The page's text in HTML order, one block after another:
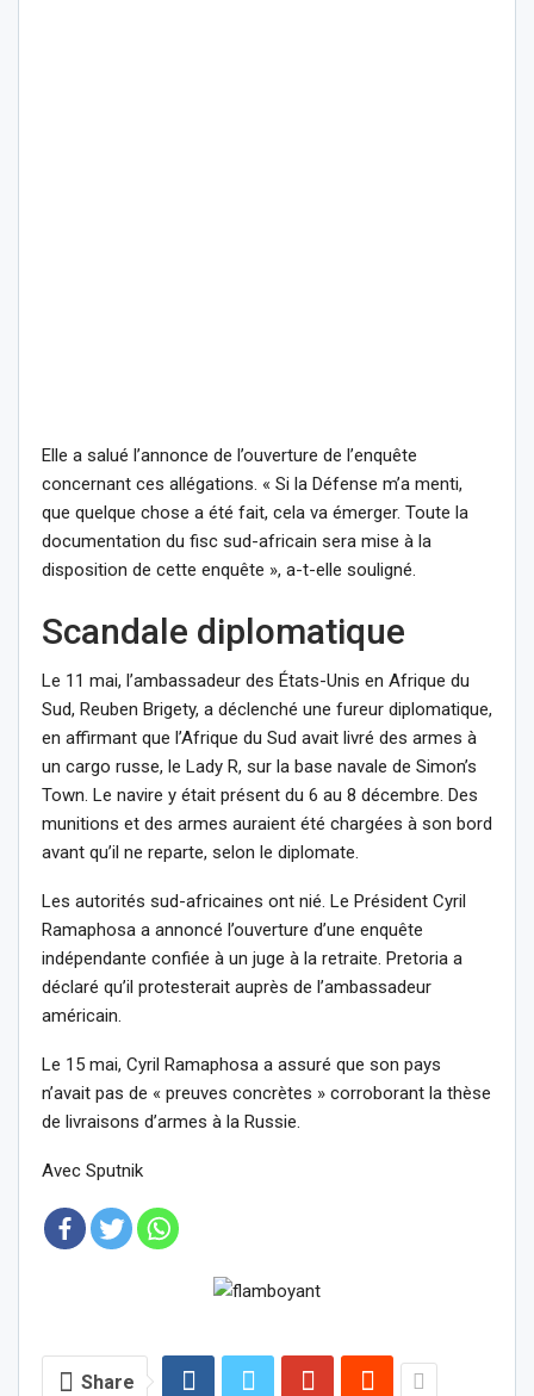
Elle a salué l’annonce de l’ouverture de l’enquête
concernant ces allégations. « Si la Défense m’a menti,
que quelque chose a été fait, cela va émerger. Toute la
documentation du fisc sud-africain sera mise à la
disposition de cette enquête », a-t-elle souligné.
Scandale diplomatique
Le 11 mai, l’ambassadeur des États-Unis en Afrique du
Sud, Reuben Brigety, a déclenché une fureur diplomatique,
en affirmant que l’Afrique du Sud avait livré des armes à
un cargo russe, le Lady R, sur la base navale de Simon’s
Town. Le navire y était présent du 6 au 8 décembre. Des
munitions et des armes auraient été chargées à son bord
avant qu’il ne reparte, selon le diplomate.
Les autorités sud-africaines ont nié. Le Président Cyril
Ramaphosa a annoncé l’ouverture d’une enquête
indépendante confiée à un juge à la retraite. Pretoria a
déclaré qu’il protesterait auprès de l’ambassadeur
américain.
Le 15 mai, Cyril Ramaphosa a assuré que son pays
n’avait pas de « preuves concrètes » corroborant la thèse
de livraisons d’armes à la Russie.
Avec Sputnik
Share